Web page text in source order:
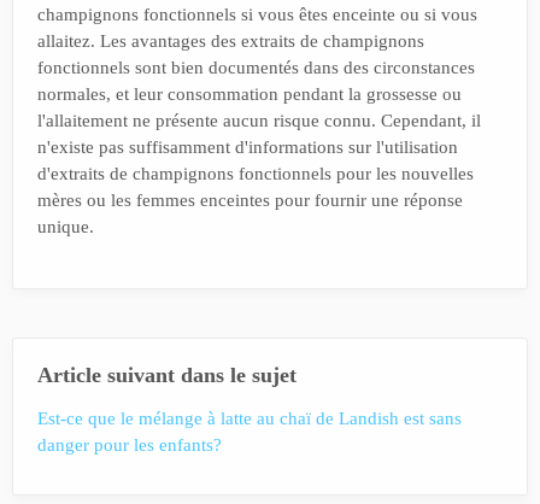
champignons fonctionnels si vous êtes enceinte ou si vous
allaitez. Les avantages des extraits de champignons
fonctionnels sont bien documentés dans des circonstances
normales, et leur consommation pendant la grossesse ou
l'allaitement ne présente aucun risque connu. Cependant, il
n'existe pas suffisamment d'informations sur l'utilisation
d'extraits de champignons fonctionnels pour les nouvelles
mères ou les femmes enceintes pour fournir une réponse
unique.
Article suivant dans le sujet
Est-ce que le mélange à latte au chaï de Landish est sans
danger pour les enfants?